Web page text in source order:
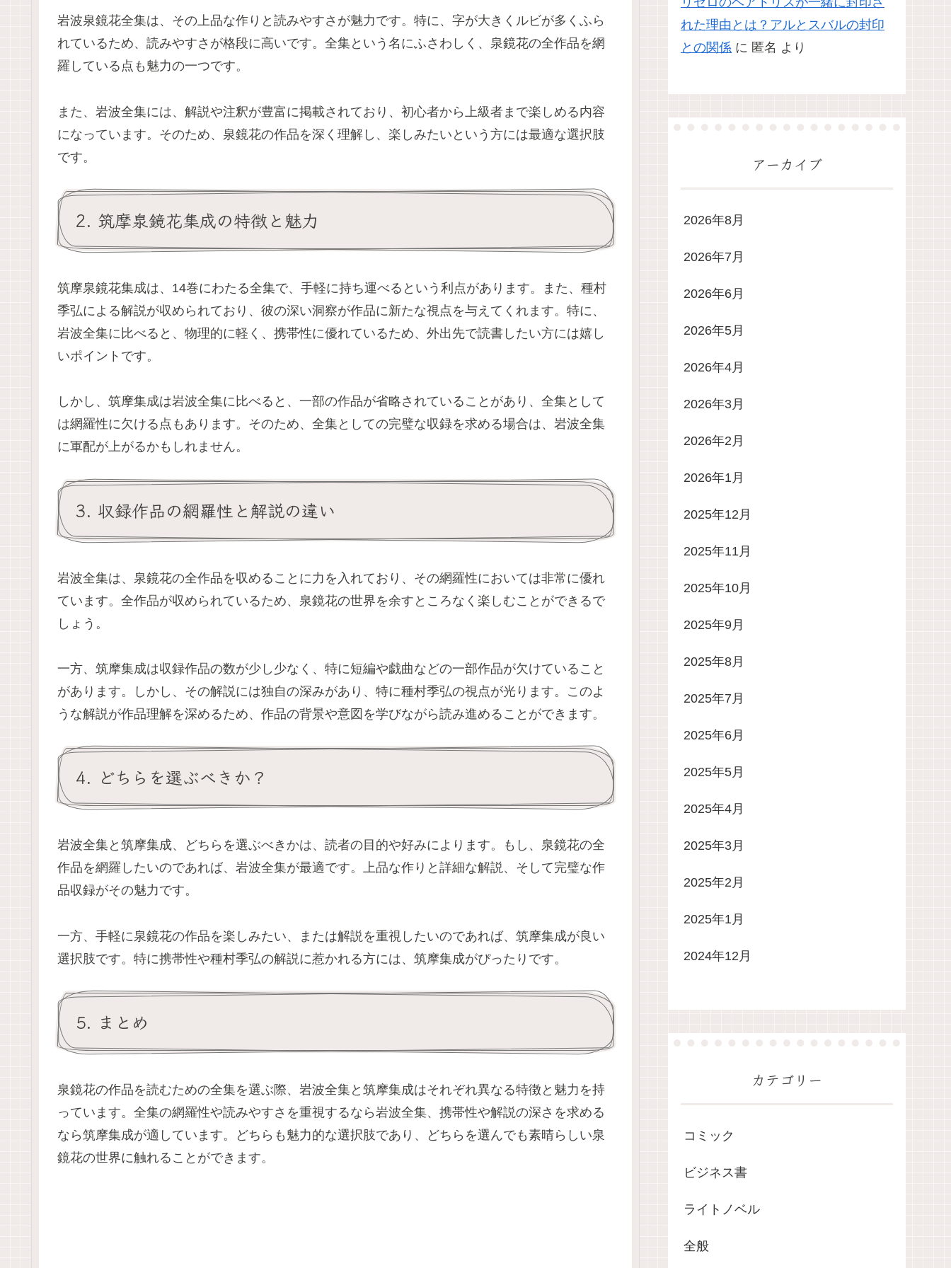
岩波泉鏡花全集は、その上品な作りと読みやすさが魅力です。特に、字が大きくルビが多くふら
れているため、読みやすさが格段に高いです。全集という名にふさわしく、泉鏡花の全作品を網
羅している点も魅力の一つです。
また、岩波全集には、解説や注釈が豊富に掲載されており、初心者から上級者まで楽しめる内容
になっています。そのため、泉鏡花の作品を深く理解し、楽しみたいという方には最適な選択肢
です。
2. 筑摩泉鏡花集成の特徴と魅力
筑摩泉鏡花集成は、14巻にわたる全集で、手軽に持ち運べるという利点があります。また、種村
季弘による解説が収められており、彼の深い洞察が作品に新たな視点を与えてくれます。特に、
岩波全集に比べると、物理的に軽く、携帯性に優れているため、外出先で読書したい方には嬉し
いポイントです。
しかし、筑摩集成は岩波全集に比べると、一部の作品が省略されていることがあり、全集として
は網羅性に欠ける点もあります。そのため、全集としての完璧な収録を求める場合は、岩波全集
に軍配が上がるかもしれません。
3. 収録作品の網羅性と解説の違い
岩波全集は、泉鏡花の全作品を収めることに力を入れており、その網羅性においては非常に優れ
ています。全作品が収められているため、泉鏡花の世界を余すところなく楽しむことができるで
しょう。
一方、筑摩集成は収録作品の数が少し少なく、特に短編や戯曲などの一部作品が欠けていること
があります。しかし、その解説には独自の深みがあり、特に種村季弘の視点が光ります。このよ
うな解説が作品理解を深めるため、作品の背景や意図を学びながら読み進めることができます。
4. どちらを選ぶべきか？
岩波全集と筑摩集成、どちらを選ぶべきかは、読者の目的や好みによります。もし、泉鏡花の全
作品を網羅したいのであれば、岩波全集が最適です。上品な作りと詳細な解説、そして完璧な作
品収録がその魅力です。
一方、手軽に泉鏡花の作品を楽しみたい、または解説を重視したいのであれば、筑摩集成が良い
選択肢です。特に携帯性や種村季弘の解説に惹かれる方には、筑摩集成がぴったりです。
5. まとめ
泉鏡花の作品を読むための全集を選ぶ際、岩波全集と筑摩集成はそれぞれ異なる特徴と魅力を持
っています。全集の網羅性や読みやすさを重視するなら岩波全集、携帯性や解説の深さを求める
なら筑摩集成が適しています。どちらも魅力的な選択肢であり、どちらを選んでも素晴らしい泉
鏡花の世界に触れることができます。
れた理由とは？アルとスバルの封印
との関係 に 匿名 より
アーカイブ
2026年8月
2026年7月
2026年6月
2026年5月
2026年4月
2026年3月
2026年2月
2026年1月
2025年12月
2025年11月
2025年10月
2025年9月
2025年8月
2025年7月
2025年6月
2025年5月
2025年4月
2025年3月
2025年2月
2025年1月
2024年12月
カテゴリー
コミック
ビジネス書
ライトノベル
全般